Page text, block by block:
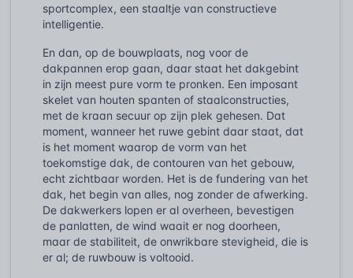
sportcomplex, een staaltje van constructieve
intelligentie.
En dan, op de bouwplaats, nog voor de
dakpannen erop gaan, daar staat het dakgebint
in zijn meest pure vorm te pronken. Een imposant
skelet van houten spanten of staalconstructies,
met de kraan secuur op zijn plek gehesen. Dat
moment, wanneer het ruwe gebint daar staat, dat
is het moment waarop de vorm van het
toekomstige dak, de contouren van het gebouw,
echt zichtbaar worden. Het is de fundering van het
dak, het begin van alles, nog zonder de afwerking.
De dakwerkers lopen er al overheen, bevestigen
de panlatten, de wind waait er nog doorheen,
maar de stabiliteit, de onwrikbare stevigheid, die is
er al; de ruwbouw is voltooid.